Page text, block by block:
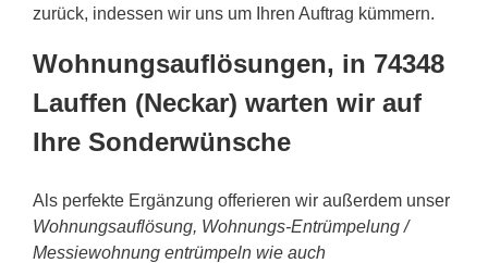
zurück, indessen wir uns um Ihren Auftrag kümmern.
Wohnungsauflösungen, in 74348
Lauffen (Neckar) warten wir auf
Ihre Sonderwünsche
Als perfekte Ergänzung offerieren wir außerdem unser
Wohnungsauflösung, Wohnungs-Entrümpelung /
Messiewohnung entrümpeln wie auch